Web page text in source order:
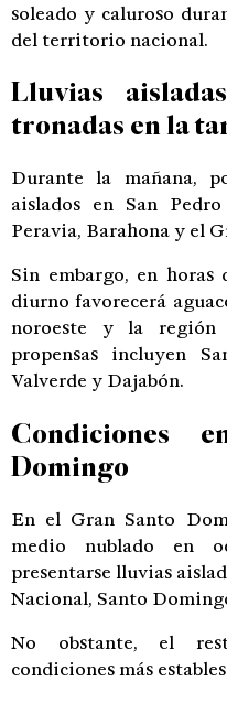
soleado y caluroso
del territorio nacional.
Lluvias
tronadas en la
Durante la mañana,
aislados en San
Peravia, Barahona y el
Sin embargo, en
diurno favorecerá
noroeste y la región
propensas incluyen
Valverde y Dajabón.
Condiciones
Domingo
En el Gran Santo
medio nublado en
presentarse lluvias
Nacional, Santo
No obstante, el
condiciones más